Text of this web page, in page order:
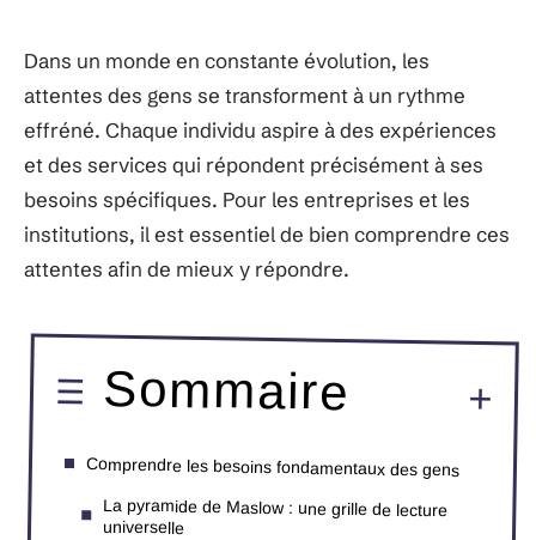
Dans un monde en constante évolution, les
attentes des gens se transforment à un rythme
effréné. Chaque individu aspire à des expériences
et des services qui répondent précisément à ses
besoins spécifiques. Pour les entreprises et les
institutions, il est essentiel de bien comprendre ces
attentes afin de mieux y répondre.
Sommaire
Comprendre les besoins fondamentaux des gens
La pyramide de Maslow : une grille de lecture
universelle